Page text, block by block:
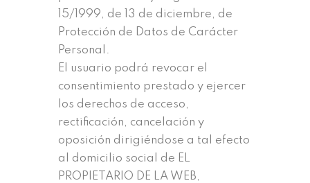
15/1999, de 13 de diciembre, de
Protección de Datos de Carácter
Personal.
El usuario podrá revocar el
consentimiento prestado y ejercer
los derechos de acceso,
rectificación, cancelación y
oposición dirigiéndose a tal efecto
al domicilio social de EL
PROPIETARIO DE LA WEB,